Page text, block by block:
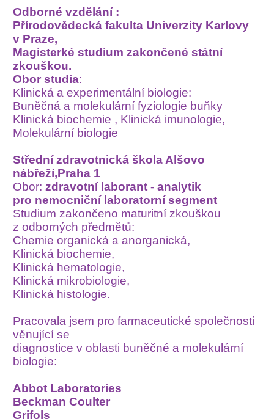
Odborné vzdělání :
Přírodovědecká fakulta Univerzity Karlovy
v Praze,
Magisterké studium zakončené státní
zkouškou.
Obor studia:
Klinická a experimentální biologie:
Buněčná a molekulární fyziologie buňky
Klinická biochemie , Klinická imunologie,
Molekulární biologie
Střední zdravotnická škola Alšovo
nábřeží,Praha 1
Obor:zdravotní laborant - analytik
pro nemocniční laboratorní segment
Studium zakončeno maturitní zkouškou
z odborných předmětů:
Chemie organická a anorganická,
Klinická biochemie,
Klinická hematologie,
Klinická mikrobiologie,
Klinická histologie.
Pracovala jsem pro farmaceutické společnosti
věnující se
diagnostice v oblasti buněčné a molekulární
biologie:
Abbot Laboratories
Beckman Coulter
Grifols